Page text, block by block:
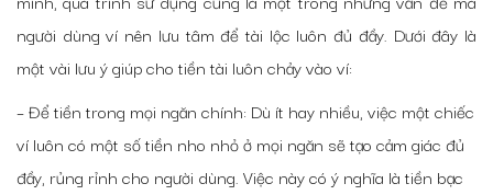
người dùng ví nên lưu tâm để tài lộc luôn đủ đầy. Dưới đây là
một vài lưu ý giúp cho tiền tài luôn chảy vào ví:
– Để tiền trong mọi ngăn chính: Dù ít hay nhiều, việc một chiếc
ví luôn có một số tiền nho nhỏ ở mọi ngăn sẽ tạo cảm giác đủ
đầy, rủng rỉnh cho người dùng. Việc này có ý nghĩa là tiền bạc